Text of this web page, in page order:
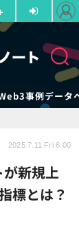
事例データ
新規上
標とは？
2025.7.11 Fri 6:00